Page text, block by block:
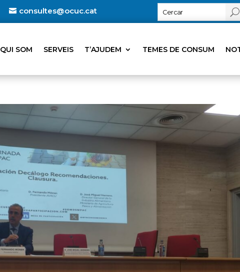
consultes@ocuc.cat
QUI SOM SERVEIS T’AJUDEM TEMES DE CONSUM